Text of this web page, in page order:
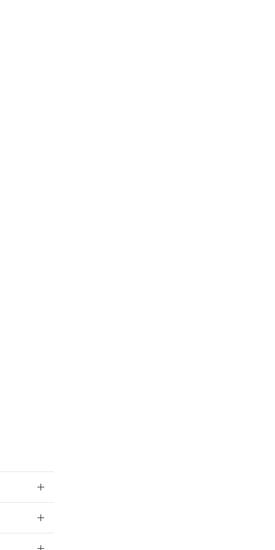
御機器販売店・
ようお願いしま
社の共同利用者
とをご了承くだ
ず変更すること
1000ppm以下、
下、フタル酸ジブチ
はありません。
品に未対応品が
年1月12日よ
可)を取得する
通知します。
、取り引きをい
ムロン制御